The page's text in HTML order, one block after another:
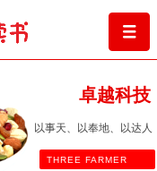
卓越科技
以事天、以奉地、以达人
THREE FARMER